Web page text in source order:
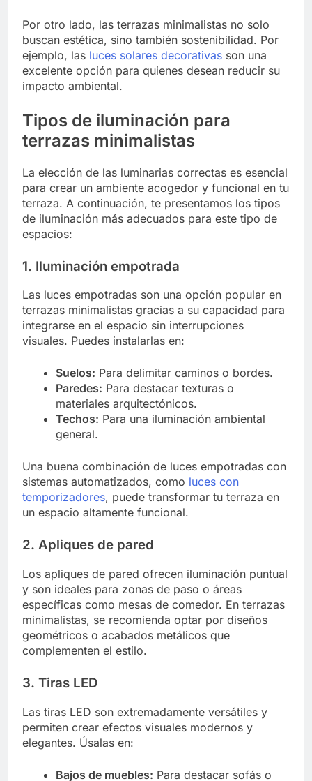
Por otro lado, las terrazas minimalistas no solo
buscan estética, sino también sostenibilidad. Por
ejemplo, las luces solares decorativas son una
excelente opción para quienes desean reducir su
impacto ambiental.
Tipos de iluminación para
terrazas minimalistas
La elección de las luminarias correctas es esencial
para crear un ambiente acogedor y funcional en tu
terraza. A continuación, te presentamos los tipos
de iluminación más adecuados para este tipo de
espacios:
1. Iluminación empotrada
Las luces empotradas son una opción popular en
terrazas minimalistas gracias a su capacidad para
integrarse en el espacio sin interrupciones
visuales. Puedes instalarlas en:
Suelos: Para delimitar caminos o bordes.
Paredes: Para destacar texturas o
materiales arquitectónicos.
Techos: Para una iluminación ambiental
general.
Una buena combinación de luces empotradas con
sistemas automatizados, como luces con
temporizadores, puede transformar tu terraza en
un espacio altamente funcional.
2. Apliques de pared
Los apliques de pared ofrecen iluminación puntual
y son ideales para zonas de paso o áreas
específicas como mesas de comedor. En terrazas
minimalistas, se recomienda optar por diseños
geométricos o acabados metálicos que
complementen el estilo.
3. Tiras LED
Las tiras LED son extremadamente versátiles y
permiten crear efectos visuales modernos y
elegantes. Úsalas en:
Bajos de muebles: Para destacar sofás o